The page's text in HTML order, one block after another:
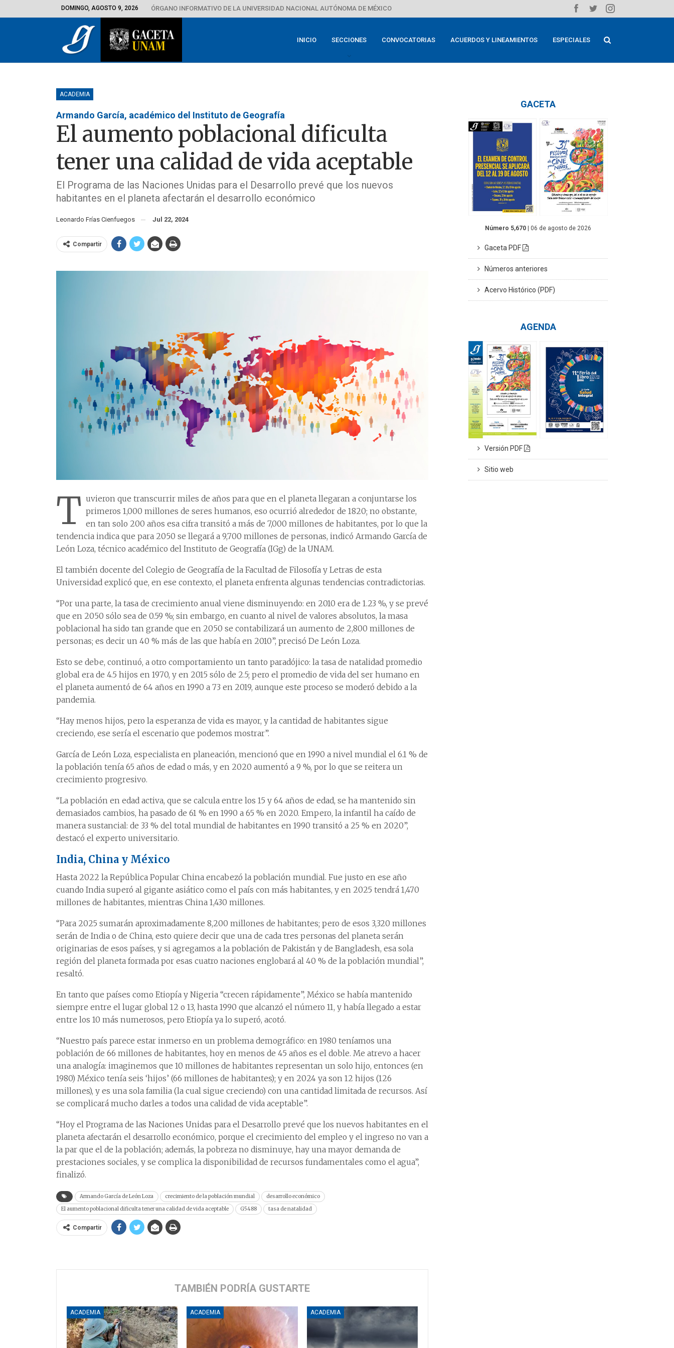
DOMINGO, AGOSTO 9, 2026 ÓRGANO INFORMATIVO DE LA UNIVERSIDAD NACIONAL AUTÓNOMA DE MÉXICO
INICIO SECCIONES CONVOCATORIAS ACUERDOS Y LINEAMIENTOS ESPECIALES
ACADEMIA
Armando García, académico del Instituto de Geografía
El aumento poblacional dificulta
tener una calidad de vida aceptable
El Programa de las Naciones Unidas para el Desarrollo prevé que los nuevos
habitantes en el planeta afectarán el desarrollo económico
Leonardo Frías Cienfuegos Jul 22, 2024
Compartir
T uvieron que transcurrir miles de años para que en el planeta llegaran a conjuntarse los
primeros 1,000 millones de seres humanos, eso ocurrió alrededor de 1820; no obstante,
en tan solo 200 años esa cifra transitó a más de 7,000 millones de habitantes, por lo que la
tendencia indica que para 2050 se llegará a 9,700 millones de personas, indicó Armando García de
León Loza, técnico académico del Instituto de Geografía (IGg) de la UNAM.
El también docente del Colegio de Geografía de la Facultad de Filosofía y Letras de esta
Universidad explicó que, en ese contexto, el planeta enfrenta algunas tendencias contradictorias.
“Por una parte, la tasa de crecimiento anual viene disminuyendo: en 2010 era de 1.23 %, y se prevé
que en 2050 sólo sea de 0.59 %; sin embargo, en cuanto al nivel de valores absolutos, la masa
poblacional ha sido tan grande que en 2050 se contabilizará un aumento de 2,800 millones de
personas; es decir un 40 % más de las que había en 2010”, precisó De León Loza.
Esto se debe, continuó, a otro comportamiento un tanto paradójico: la tasa de natalidad promedio
global era de 4.5 hijos en 1970, y en 2015 sólo de 2.5; pero el promedio de vida del ser humano en
el planeta aumentó de 64 años en 1990 a 73 en 2019, aunque este proceso se moderó debido a la
pandemia.
“Hay menos hijos, pero la esperanza de vida es mayor, y la cantidad de habitantes sigue
creciendo, ese sería el escenario que podemos mostrar”.
García de León Loza, especialista en planeación, mencionó que en 1990 a nivel mundial el 6.1 % de
la población tenía 65 años de edad o más, y en 2020 aumentó a 9 %, por lo que se reitera un
crecimiento progresivo.
“La población en edad activa, que se calcula entre los 15 y 64 años de edad, se ha mantenido sin
demasiados cambios, ha pasado de 61 % en 1990 a 65 % en 2020. Empero, la infantil ha caído de
manera sustancial: de 33 % del total mundial de habitantes en 1990 transitó a 25 % en 2020”,
destacó el experto universitario.
India, China y México
Hasta 2022 la República Popular China encabezó la población mundial. Fue justo en ese año
cuando India superó al gigante asiático como el país con más habitantes, y en 2025 tendrá 1,470
millones de habitantes, mientras China 1,430 millones.
“Para 2025 sumarán aproximadamente 8,200 millones de habitantes; pero de esos 3,320 millones
serán de India o de China, esto quiere decir que una de cada tres personas del planeta serán
originarias de esos países, y si agregamos a la población de Pakistán y de Bangladesh, esa sola
región del planeta formada por esas cuatro naciones englobará al 40 % de la población mundial”,
resaltó.
En tanto que países como Etiopía y Nigeria “crecen rápidamente”, México se había mantenido
siempre entre el lugar global 12 o 13, hasta 1990 que alcanzó el número 11, y había llegado a estar
entre los 10 más numerosos, pero Etiopía ya lo superó, acotó.
“Nuestro país parece estar inmerso en un problema demográfico: en 1980 teníamos una
población de 66 millones de habitantes, hoy en menos de 45 años es el doble. Me atrevo a hacer
una analogía: imaginemos que 10 millones de habitantes representan un solo hijo, entonces (en
1980) México tenía seis ‘hijos’ (66 millones de habitantes); y en 2024 ya son 12 hijos (126
millones), y es una sola familia (la cual sigue creciendo) con una cantidad limitada de recursos. Así
se complicará mucho darles a todos una calidad de vida aceptable”.
“Hoy el Programa de las Naciones Unidas para el Desarrollo prevé que los nuevos habitantes en el
planeta afectarán el desarrollo económico, porque el crecimiento del empleo y el ingreso no van a
la par que el de la población; además, la pobreza no disminuye, hay una mayor demanda de
prestaciones sociales, y se complica la disponibilidad de recursos fundamentales como el agua”,
finalizó.
Armando García de León Loza crecimiento de la población mundial
desarrollo económico
El aumento poblacional dificulta tener una calidad de vida aceptable
G5488 tasa de natalidad
Compartir
TAMBIÉN PODRÍA GUSTARTE
ACADEMIA ACADEMIA ACADEMIA
GACETA
Número 5,670 | 06 de agosto de 2026
Gaceta PDF
Números anteriores
Acervo Histórico (PDF)
AGENDA
Versión PDF
Sitio web